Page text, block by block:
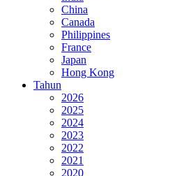
China
Canada
Philippines
France
Japan
Hong Kong
Tahun
2026
2025
2024
2023
2022
2021
2020